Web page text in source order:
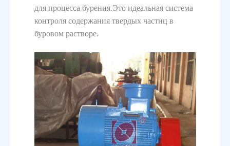
для процесса бурения.Это идеальная система
контроля содержания твердых частиц в
буровом растворе.